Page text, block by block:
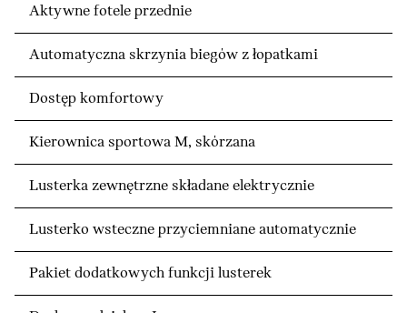
Aktywne fotele przednie
Automatyczna skrzynia biegów z łopatkami
Dostęp komfortowy
Kierownica sportowa M, skórzana
Lusterka zewnętrzne składane elektrycznie
Lusterko wsteczne przyciemniane automatycznie
Pakiet dodatkowych funkcji lusterek